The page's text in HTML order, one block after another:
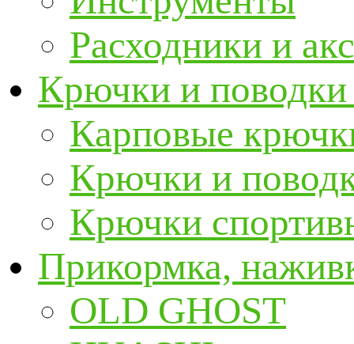
Расходники и
Крючки и
Карповые
Крючки и
Крючки
Прикормка,
OLD GHOST